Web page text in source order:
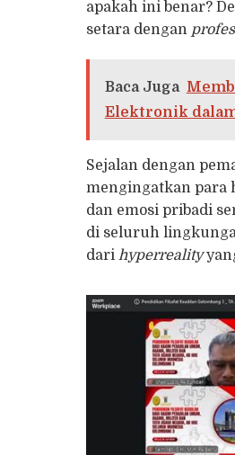
apakah ini benar?
setara dengan
Baca Juga
Elektronik
Sejalan dengan
mengingatkan para
dan emosi pribadi
di seluruh
darihyperreality